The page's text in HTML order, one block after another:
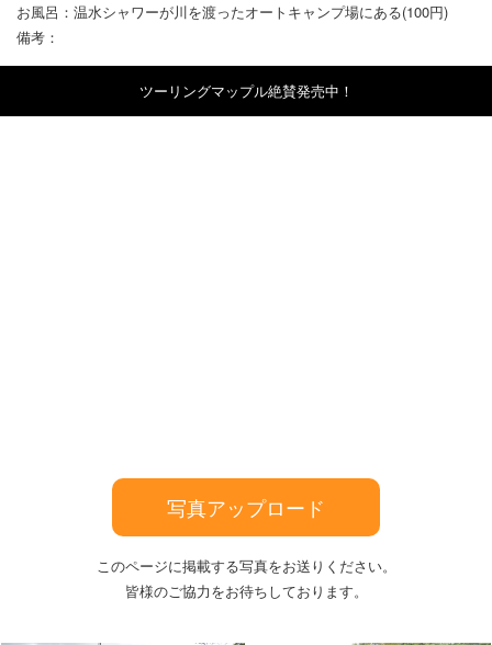
お風呂：温水シャワーが川を渡ったオートキャンプ場にある(100円)
備考：
ツーリングマップル絶賛発売中！
写真アップロード
このページに掲載する写真をお送りください。
皆様のご協力をお待ちしております。